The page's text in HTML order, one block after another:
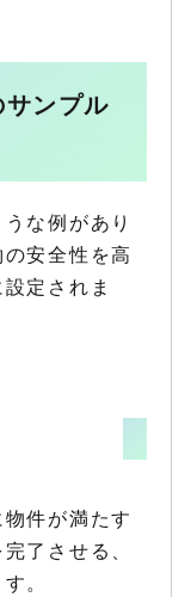
ンプル
な例があり
安全性を高
定されま
件が満たす
了させる、
。